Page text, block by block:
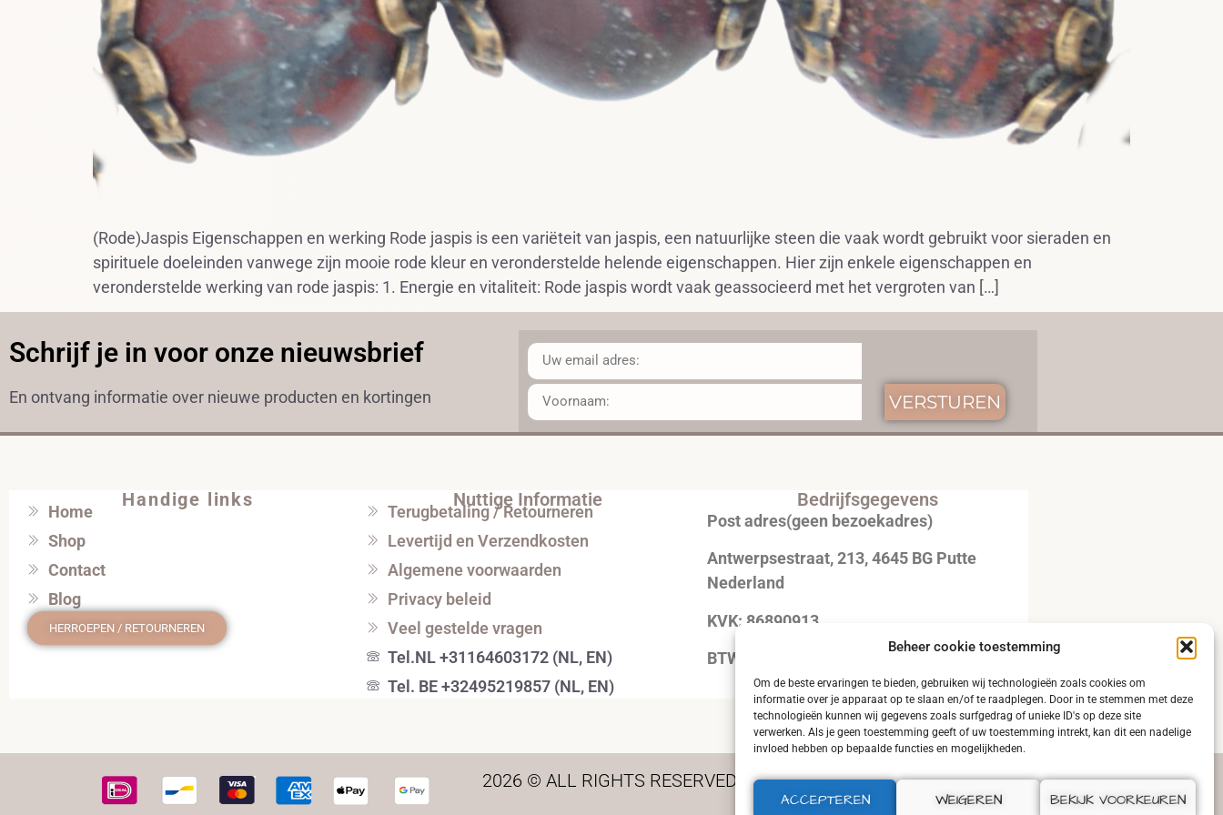
Beheer cookie toestemming
Om de beste ervaringen te bieden, gebruiken wij technologieën zoals cookies om
informatie over je apparaat op te slaan en/of te raadplegen. Door in te stemmen met deze
technologieën kunnen wij gegevens zoals surfgedrag of unieke ID's op deze site
verwerken. Als je geen toestemming geeft of uw toestemming intrekt, kan dit een nadelige
invloed hebben op bepaalde functies en mogelijkheden.
ACCEPTEREN WEIGEREN BEKIJK VOORKEUREN
(Rode)Jaspis Eigenschappen en werking Rode jaspis is een variëteit van jaspis, een natuurlijke steen die vaak wordt gebruikt voor sieraden en
spirituele doeleinden vanwege zijn mooie rode kleur en veronderstelde helende eigenschappen. Hier zijn enkele eigenschappen en
veronderstelde werking van rode jaspis: 1. Energie en vitaliteit: Rode jaspis wordt vaak geassocieerd met het vergroten van […]
Schrijf je in voor onze nieuwsbrief
En ontvang informatie over nieuwe producten en kortingen VERSTUREN
Handige links
Home
Shop
Contact
Blog
HERROEPEN / RETOURNEREN
Nuttige Informatie
Terugbetaling / Retourneren
Levertijd en Verzendkosten
Algemene voorwaarden
Privacy beleid
Veel gestelde vragen
Tel.NL +31164603172 (NL, EN)
Tel. BE +32495219857 (NL, EN)
Bedrijfsgegevens
Post adres(geen bezoekadres)
Antwerpsestraat, 213, 4645 BG Putte
Nederland
KVK: 86890913
BTW: NL004320792B51
2026 © ALL RIGHTS RESERVED.